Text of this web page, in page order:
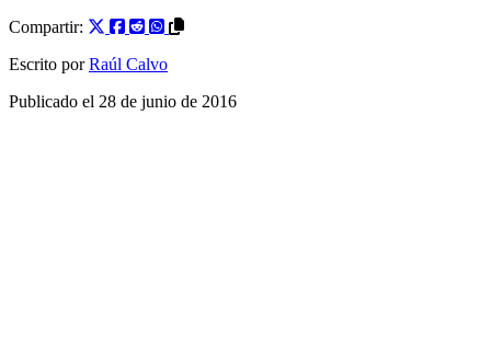
Compartir:
Escrito por Raúl Calvo
Publicado el 28 de junio de 2016